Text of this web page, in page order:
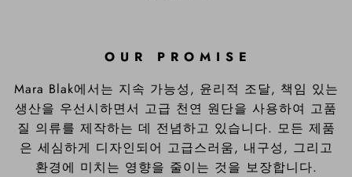
O U R P R O M I S E
Mara Blak에서는 지속 가능성, 윤리적 조달, 책임 있는
생산을 우선시하면서 고급 천연 원단을 사용하여 고품
질 의류를 제작하는 데 전념하고 있습니다. 모든 제품
은 세심하게 디자인되어 고급스러움, 내구성, 그리고
환경에 미치는 영향을 줄이는 것을 보장합니다.